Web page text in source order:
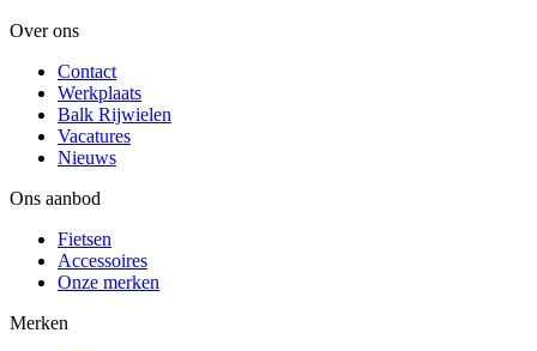
Over ons
Contact
Werkplaats
Balk Rijwielen
Vacatures
Nieuws
Ons aanbod
Fietsen
Accessoires
Onze merken
Merken